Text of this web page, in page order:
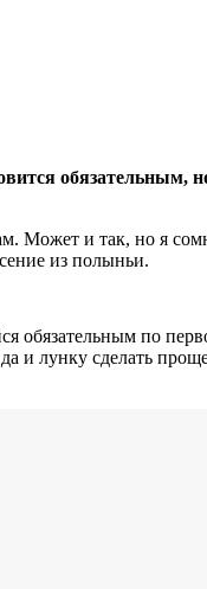
обязательным,
Может и так, но я
из полыньи.
обязательным по
и лунку сделать